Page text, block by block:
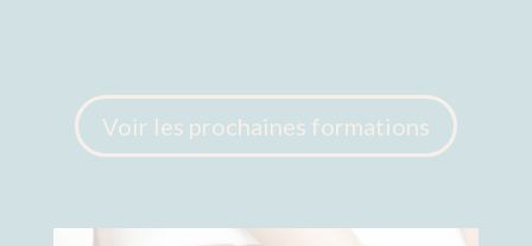
Voir les prochaines formations